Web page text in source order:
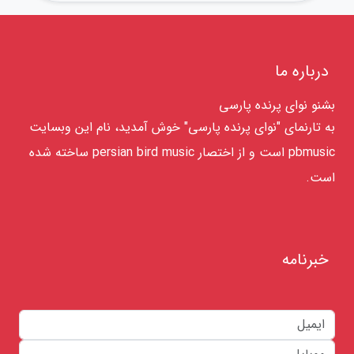
درباره ما
بشنو نوای پرنده پارسی
به تارنمای "نوای پرنده پارسی" خوش آمدید، نام این وبسایت
pbmusic است و از اختصار persian bird music ساخته شده
است.
خبرنامه